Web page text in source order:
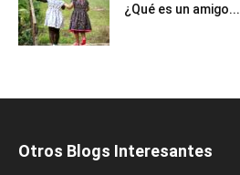
¿Qué es un amigo...
Otros Blogs Interesantes